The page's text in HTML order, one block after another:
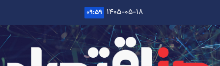
content
۱۴۰۵-۰۵-۱۸ ۰۹:۵۹